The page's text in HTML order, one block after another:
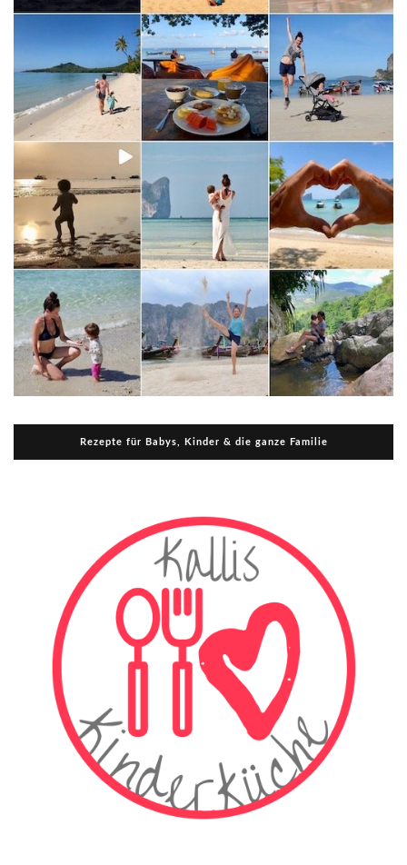
Rezepte für Babys, Kinder & die ganze Familie